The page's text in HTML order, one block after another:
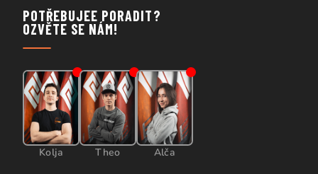
POTŘEBUJEE PORADIT?
OZVĚTE SE NÁM!
Kolja Theo Alča